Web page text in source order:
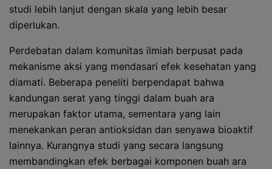
studi lebih lanjut dengan skala yang lebih besar
diperlukan.
Perdebatan dalam komunitas ilmiah berpusat pada
mekanisme aksi yang mendasari efek kesehatan yang
diamati. Beberapa peneliti berpendapat bahwa
kandungan serat yang tinggi dalam buah ara
merupakan faktor utama, sementara yang lain
menekankan peran antioksidan dan senyawa bioaktif
lainnya. Kurangnya studi yang secara langsung
membandingkan efek berbagai komponen buah ara